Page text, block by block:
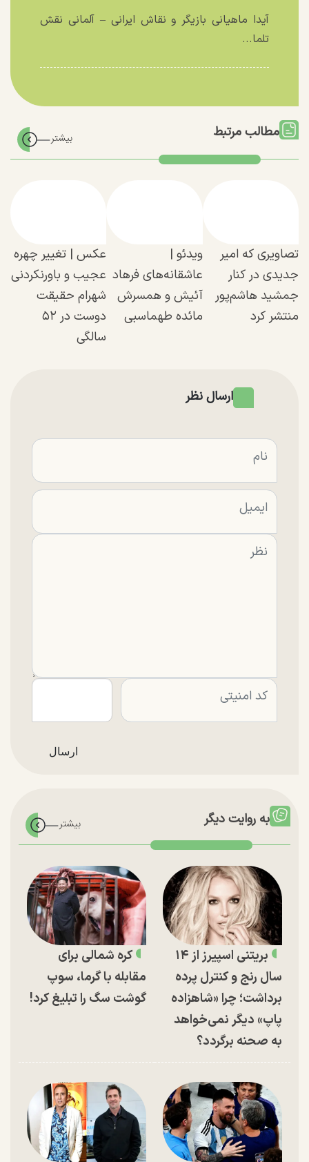
آیدا ماهیانی بازیگر و نقاش ایرانی – آلمانی نقش
تلما...
مطالب مرتبط
تصاویری که امیر
جدیدی در کنار
جمشید هاشم‌پور
منتشر کرد
ویدئو |
عاشقانه‌های فرهاد
آئیش و همسرش
مائده طهماسبی
عکس | تغییر چهره
عجیب و باورنکردنی
شهرام حقیقت
دوست در ۵۲
سالگی
ارسال نظر
به روایت دیگر
بریتنی اسپیرز از ۱۴
سال رنج و کنترل پرده
برداشت؛ چرا «شاهزاده
پاپ» دیگر نمی‌خواهد
به صحنه برگردد؟
کره شمالی برای
مقابله با گرما، سوپ
گوشت سگ را تبلیغ کرد!